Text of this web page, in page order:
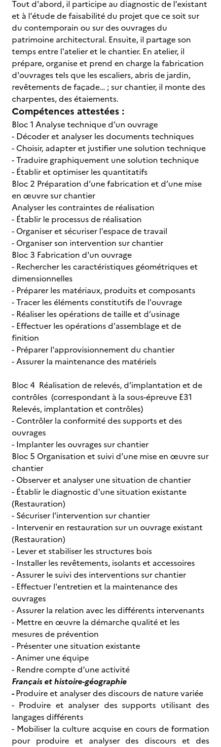
Tout d'abord, il participe au diagnostic de l'existant
et à l'étude de faisabilité du projet que ce soit sur
du contemporain ou sur des ouvrages du
patrimoine architectural. Ensuite, il partage son
temps entre l'atelier et le chantier. En atelier, il
prépare, organise et prend en charge la fabrication
d'ouvrages tels que les escaliers, abris de jardin,
revêtements de façade… ; sur chantier, il monte des
charpentes, des étaiements.
Compétences attestées :
Bloc 1 Analyse technique d’un ouvrage
- Décoder et analyser les documents techniques
- Choisir, adapter et justifier une solution technique
- Traduire graphiquement une solution technique
- Établir et optimiser les quantitatifs
Bloc 2 Préparation d’une fabrication et d’une mise
en œuvre sur chantier
Analyser les contraintes de réalisation
- Établir le processus de réalisation
- Organiser et sécuriser l'espace de travail
- Organiser son intervention sur chantier
Bloc 3 Fabrication d'un ouvrage
- Rechercher les caractéristiques géométriques et
dimensionnelles
- Préparer les matériaux, produits et composants
- Tracer les éléments constitutifs de l'ouvrage
- Réaliser les opérations de taille et d’usinage
- Effectuer les opérations d'assemblage et de
finition
- Préparer l'approvisionnement du chantier
- Assurer la maintenance des matériels
Bloc 4 Réalisation de relevés, d’implantation et de
contrôles (correspondant à la sous-épreuve E31
Relevés, implantation et contrôles)
- Contrôler la conformité des supports et des
ouvrages
- Implanter les ouvrages sur chantier
Bloc 5 Organisation et suivi d’une mise en œuvre sur
chantier
- Observer et analyser une situation de chantier
- Établir le diagnostic d'une situation existante
(Restauration)
- Sécuriser l'intervention sur chantier
- Intervenir en restauration sur un ouvrage existant
(Restauration)
- Lever et stabiliser les structures bois
- Installer les revêtements, isolants et accessoires
- Assurer le suivi des interventions sur chantier
- Effectuer l'entretien et la maintenance des
ouvrages
- Assurer la relation avec les différents intervenants
- Mettre en œuvre la démarche qualité et les
mesures de prévention
- Présenter une situation existante
- Animer une équipe
- Rendre compte d’une activité
Français et histoire-géographie
-Produire et analyser des discours de nature variée
- Produire et analyser des supports utilisant des
langages différents
- Mobiliser la culture acquise en cours de formation
pour produire et analyser des discours et des